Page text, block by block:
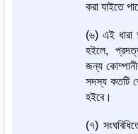
করা যাইতে
(৬) এই ধারা
হইলে,
জন্য
সদস্য কতটি
হইবে।
(৭)